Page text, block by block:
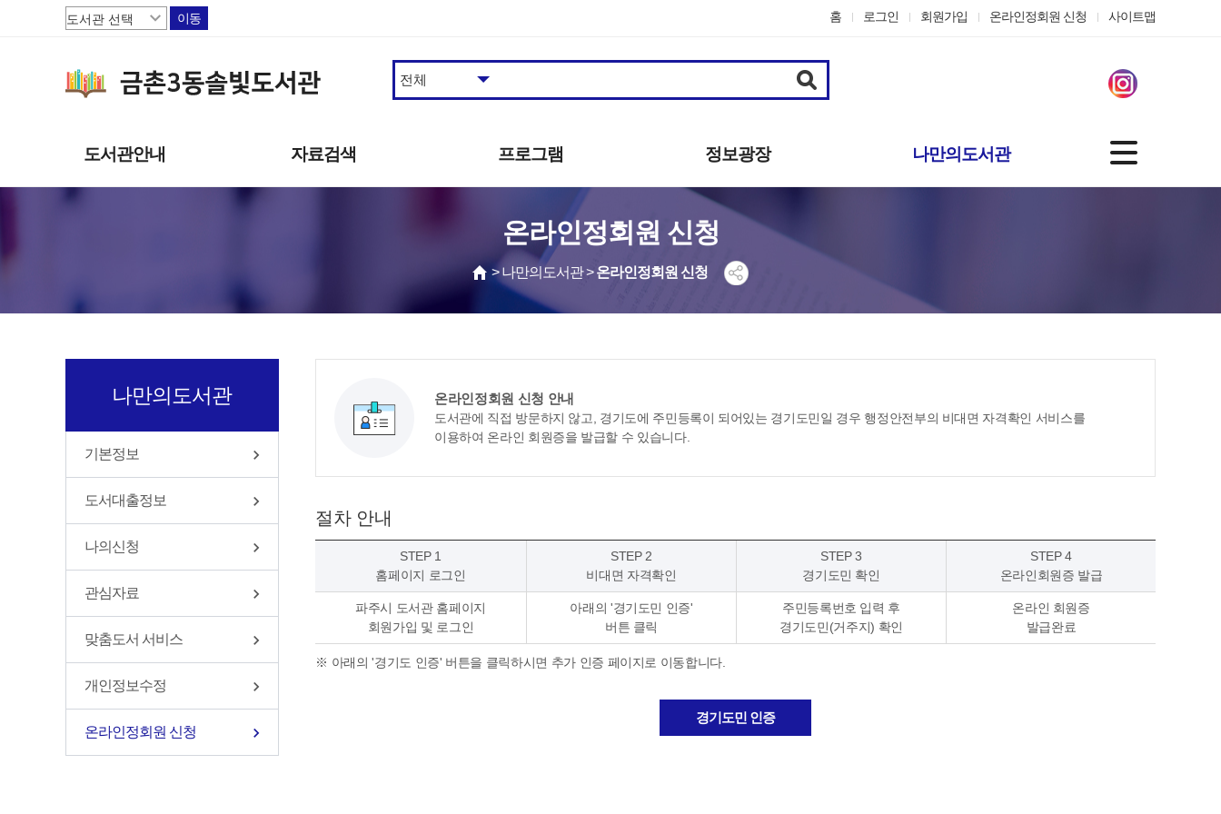
이동 홈 로그인 회원가입 온라인정회원 신청 사이트맵
도서관안내 자료검색
희망도서신청
프로그램
프로그램안내/신청
영상콘텐츠
영화상영
사진갤러리
견학신청
정보광장
공지사항
추천도서
자주하는질문
묻고답하기
보도자료
나만의도서관
맞춤도서 서비스
온라인정회원 신청
온라인정회원 신청
> 나만의도서관 >온라인정회원 신청
나만의도서관
기본정보
도서대출정보
나의신청
관심자료
맞춤도서 서비스
개인정보수정
온라인정회원 신청
온라인정회원 신청 안내
도서관에 직접 방문하지 않고, 경기도에 주민등록이 되어있는 경기도민일 경우 행정안전부의 비대면 자격확인 서비스를
이용하여 온라인 회원증을 발급할 수 있습니다.
절차 안내
STEP 1
홈페이지 로그인
STEP 2
비대면 자격확인
STEP 3
경기도민 확인
STEP 4
온라인회원증 발급
파주시 도서관 홈페이지
회원가입 및 로그인
아래의 '경기도민 인증'
버튼 클릭
주민등록번호 입력 후
경기도민(거주지) 확인
온라인 회원증
발급완료
아래의 '경기도 인증' 버튼을 클릭하시면 추가 인증 페이지로 이동합니다.
경기도민 인증